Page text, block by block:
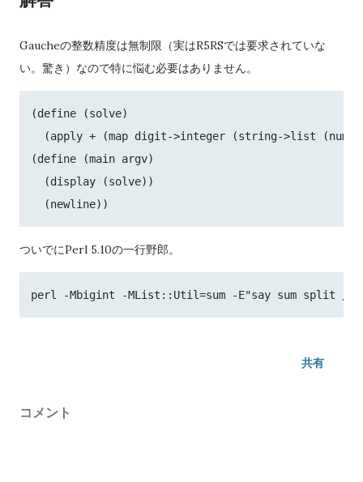
Gaucheの整数精度は無制限（実はR5RSでは要求されていな
い。驚き）なので特に悩む必要はありません。
(define (solve)
(apply + (map digit->integer (string->list
(define (main argv)
  (display (solve))
ついでにPerl 5.10の一行野郎。
共有
コメント